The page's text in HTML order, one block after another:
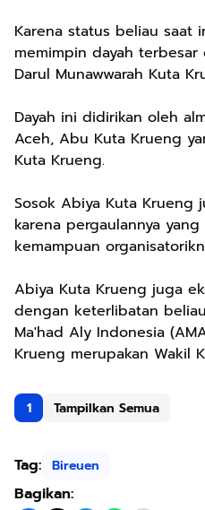
Karena status beliau saat
memimpin dayah terbesar
Darul Munawwarah Kuta
Dayah ini didirikan oleh
Aceh, Abu Kuta Krueng
Kuta Krueng.
Sosok Abiya Kuta Krueng
karena pergaulannya
kemampuan
Abiya Kuta Krueng juga
dengan keterlibatan
Ma'had Aly Indonesia
Krueng merupakan Wakil
1 Tampilkan Semua
Tag: Bireuen
Bagikan: